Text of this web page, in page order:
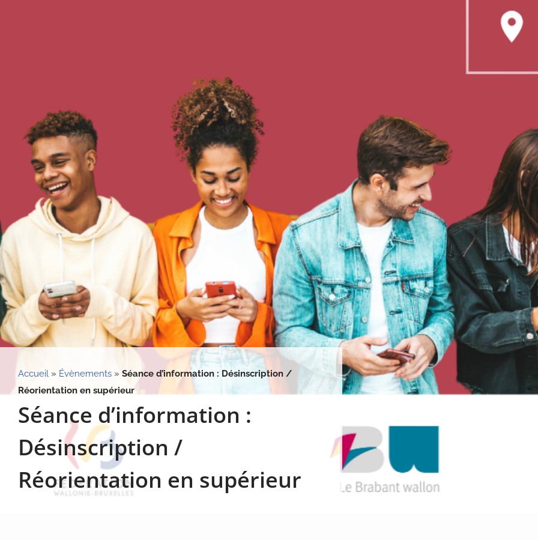
Accueil » Évènements » Séance d’information : Désinscription /
Réorientation en supérieur
Séance d’information :
Désinscription /
Réorientation en supérieur